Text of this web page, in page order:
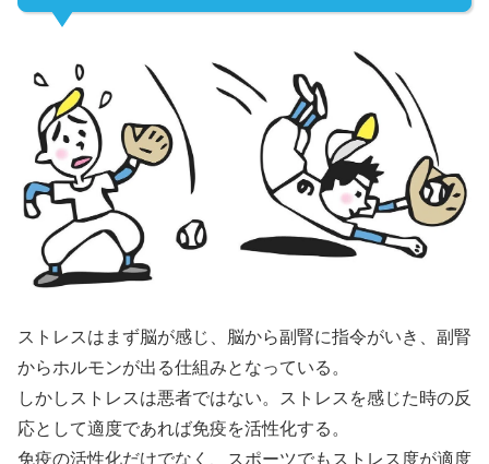
ストレスはまず脳が感じ、脳から副腎に指令がいき、副腎
からホルモンが出る仕組みとなっている。
しかしストレスは悪者ではない。ストレスを感じた時の反
応として適度であれば免疫を活性化する。
免疫の活性化だけでなく、スポーツでもストレス度が適度